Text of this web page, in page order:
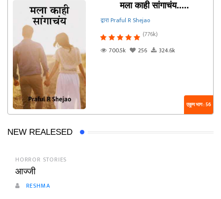
मला काही सांगाचंय.....
द्वारा Praful R Shejao
(776k)
700.5k
256 324.6k
एकूण भाग : 56
NEW REALESED
HORROR STORIES
आज्जी
RESHMA